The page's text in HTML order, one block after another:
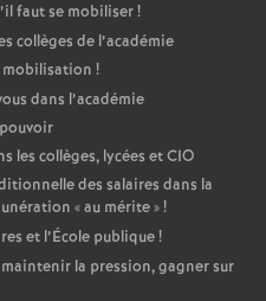
faut se mobiliser!
collèges de l’académie
mobilisation !
dans l’académie
les collèges, lycées et CIO
des salaires dans la
«au mérite»!
et l’École publique!
la pression, gagner sur